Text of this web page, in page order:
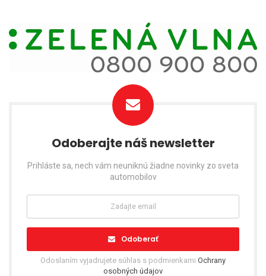
Odoberajte náš newsletter
Prihláste sa, nech vám neuniknú žiadne novinky zo sveta
automobilov
Odoberať
Odoslaním vyjadrujete súhlas s podmienkami Ochrany
osobných údajov